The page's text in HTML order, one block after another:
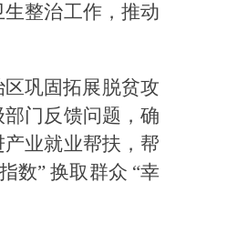
整治工作，推动
巩固拓展脱贫攻
门反馈问题，确
业就业帮扶，帮
数” 换取群众 “幸